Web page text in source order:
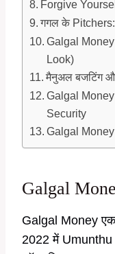
Forgive
गगल के Pitchers:
Galgal
Look)
मैनुअल बजटिंग
Galgal
Security
Galgal
Galgal
Galgal Money एक
2022 में Umunthu